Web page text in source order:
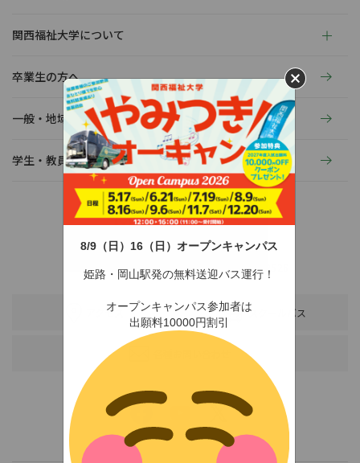
8/9（日）16（日）オープンキャンパス
姫路・岡山駅発の無料送迎バス運行！
オープンキャンパス参加者は
出願料10000円割引
関西福祉大学について
卒業生の方へ
一般・地域の方へ
学生・教員の活動
〒678-0255 兵庫県赤穂市新田380-3
TEL：0791-46-2525（代）FAX：0791-46-2526
アクセス スクールバス